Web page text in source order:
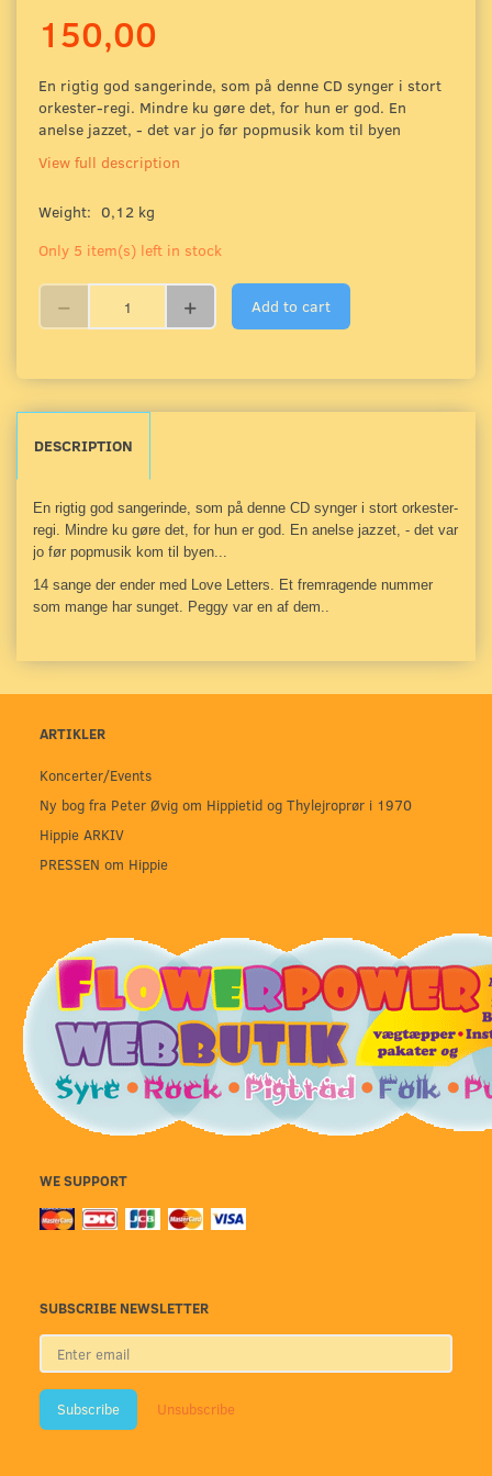
150,00
En rigtig god sangerinde, som på denne CD synger i stort
orkester-regi. Mindre ku gøre det, for hun er god. En
anelse jazzet, - det var jo før popmusik kom til byen
View full description
Weight: 0,12 kg
Only 5 item(s) left in stock
Add to cart
DESCRIPTION
En rigtig god sangerinde, som på denne CD synger i stort orkester-
regi. Mindre ku gøre det, for hun er god. En anelse jazzet, - det var
jo før popmusik kom til byen...
14 sange der ender med Love Letters. Et fremragende nummer
som mange har sunget. Peggy var en af dem..
ARTIKLER
Koncerter/Events
Ny bog fra Peter Øvig om Hippietid og Thylejroprør i 1970
Hippie ARKIV
PRESSEN om Hippie
WE SUPPORT
SUBSCRIBE NEWSLETTER
Enter
email
Subscribe Unsubscribe